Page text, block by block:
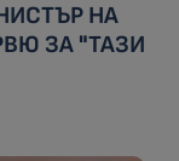
НА
ЗА "ТАЗИ